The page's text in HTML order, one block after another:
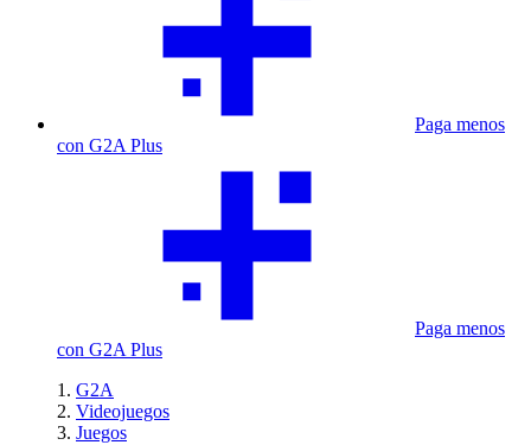
Paga menos
con G2A Plus
Paga menos
con G2A Plus
G2A
Videojuegos
Juegos